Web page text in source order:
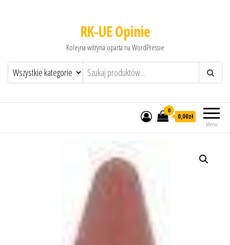
RK-UE Opinie
Kolejna witryna oparta na WordPressie
Menu
0
0,00zł